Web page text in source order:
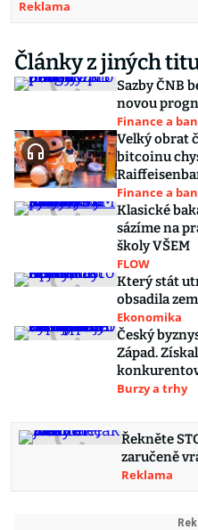
Reklama
Články z jiných
Sazby ČNB
novou
Finance a
Velký obrat
bitcoinu
Finance a
Klasické
sázíme na
školy VŠEM
FLOW
Který stát
obsadila
Ekonomika
Český
Západ.
Burzy a trhy
Řekněte
zaručeně
Reklama